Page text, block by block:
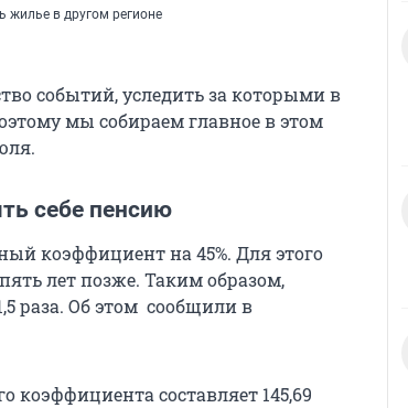
жилье в другом регионе
событий, уследить за которыми в
мы собираем главное в этом
себе пенсию
коэффициент на 45%. Для этого
лет позже. Таким образом,
раза. Об этом сообщили в
коэффициента составляет 145,69